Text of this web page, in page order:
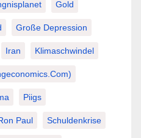
Gold
Große Depression
Iran Klimaschwindel
Piigs
Paul Schuldenkrise